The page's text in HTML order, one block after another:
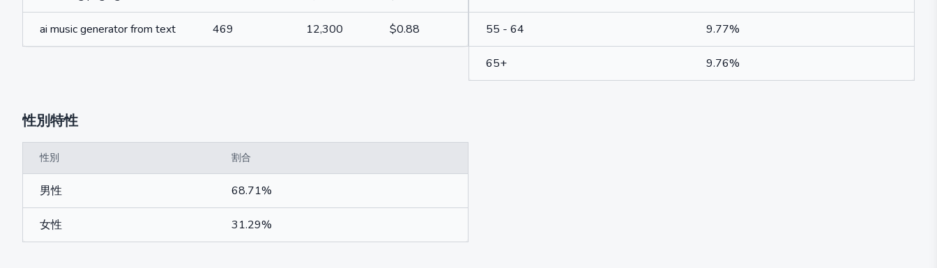
ai music generator from text 469 12,300 $0.88 55 - 64 9.77%
65+ 9.76%
性別特性
性別 割合
男性 68.71%
女性 31.29%